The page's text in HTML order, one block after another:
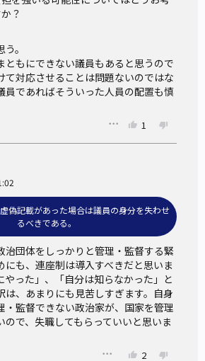
？
。
ともにできない議員もあると思うので
て対応させることは問題ないのではな
員であればそういった人員の配置も慎
1
偽記載があった場合は議員の身分を失わせ
るべきである。
治団体をしっかりと管理・監督する緊
にも、連座制は導入すべきだと思いま
やった」、「自分は知らなかった」と
は、あまりにも見苦しすぎます。自身
・監督できない政治家が、国家を管理
ので、失職してもらっていいと思いま
2